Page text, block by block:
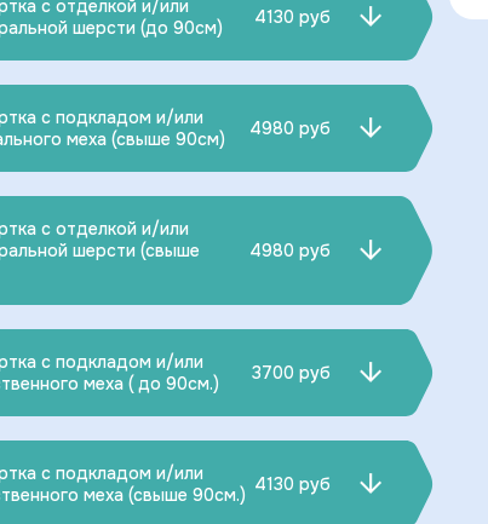
с отделкой и/или
шерсти (до 90см)
4130 руб
с подкладом и/или
меха (свыше 90см)
4980 руб
с отделкой и/или
шерсти (свыше
4980 руб
с подкладом и/или
меха ( до 90см.)
3700 руб
с подкладом и/или
меха (свыше 90см.) 4130 руб